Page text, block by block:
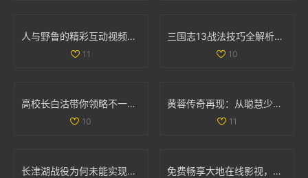
人与野鲁的精彩互动视频完整版分享与讨论
11
三国志13战法技巧全解析：全面掌握战法使用策略与方法
10
高校长白沽带你领略不一样的校园人生与冒险之旅
10
黄蓉传奇再现：从聪慧少女到武林女侠的成长之路
11
长津湖战役为何未能实现全歼敌军的深度解析 免费畅享大地在线影视，随时随地观看热门影片